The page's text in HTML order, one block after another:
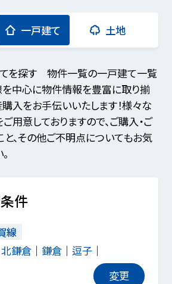
一戸建て 土地
を探す 物件一覧の一戸建て一覧
を中心に物件情報を豊富に取り揃
入をお手伝いいたします！様々な
用意しておりますので、ご購入・ご
、その他ご不明点についてもお気
件
線
北鎌倉 鎌倉
逗子
変更